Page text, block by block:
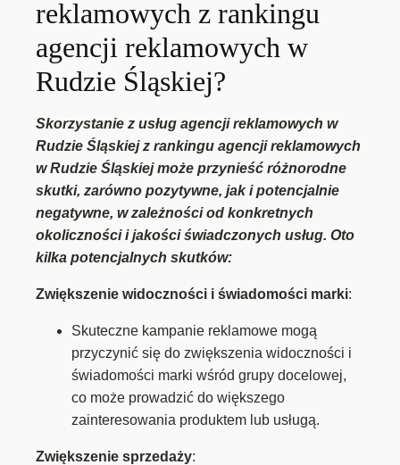
reklamowych z rankingu
agencji reklamowych w
Rudzie Śląskiej?
Skorzystanie z usług agencji reklamowych w
Rudzie Śląskiej z rankingu agencji reklamowych
w Rudzie Śląskiej może przynieść różnorodne
skutki, zarówno pozytywne, jak i potencjalnie
negatywne, w zależności od konkretnych
okoliczności i jakości świadczonych usług. Oto
kilka potencjalnych skutków:
Zwiększenie widoczności i świadomości marki:
Skuteczne kampanie reklamowe mogą
przyczynić się do zwiększenia widoczności i
świadomości marki wśród grupy docelowej,
co może prowadzić do większego
zainteresowania produktem lub usługą.
Zwiększenie sprzedaży: